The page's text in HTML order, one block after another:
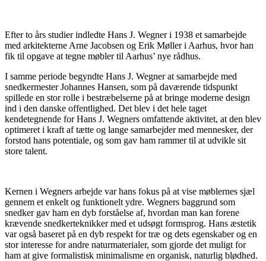
Efter to års studier indledte Hans J. Wegner i 1938 et samarbejde
med arkitekterne Arne Jacobsen og Erik Møller i Aarhus, hvor han
fik til opgave at tegne møbler til Aarhus’ nye rådhus.
I samme periode begyndte Hans J. Wegner at samarbejde med
snedkermester Johannes Hansen, som på daværende tidspunkt
spillede en stor rolle i bestræbelserne på at bringe moderne design
ind i den danske offentlighed. Det blev i det hele taget
kendetegnende for Hans J. Wegners omfattende aktivitet, at den blev
optimeret i kraft af tætte og lange samarbejder med mennesker, der
forstod hans potentiale, og som gav ham rammer til at udvikle sit
store talent.
Kernen i Wegners arbejde var hans fokus på at vise møblernes sjæl
gennem et enkelt og funktionelt ydre. Wegners baggrund som
snedker gav ham en dyb forståelse af, hvordan man kan forene
krævende snedkerteknikker med et udsøgt formsprog. Hans æstetik
var også baseret på en dyb respekt for træ og dets egenskaber og en
stor interesse for andre naturmaterialer, som gjorde det muligt for
ham at give formalistisk minimalisme en organisk, naturlig blødhed.